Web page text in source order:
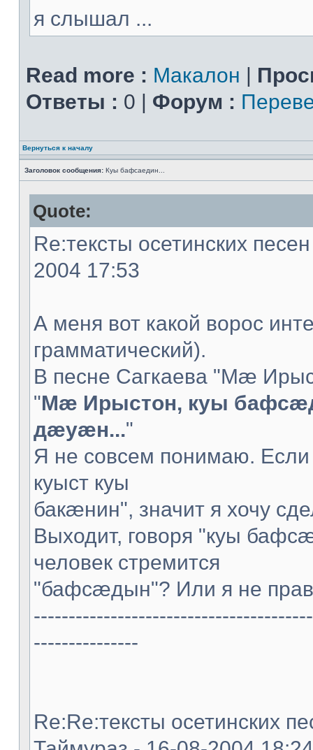
я слышал ...
Read more : Макалон |
Ответы : 0 | Форум :
Вернуться к началу
Заголовок сообщения: Куы бафсаедин...
Quote:
Re:тексты осетинских
2004 17:53
А меня вот какой ворос
грамматический).
В песне Сагкаева "Мæ
"Мæ Ирыстон, куы
дæуæн..."
Я не совсем понимаю.
куыст куы
бакæнин", значит я хочу
Выходит, говоря "куы
человек стремится
"бафсæдын"? Или я не
---------------
Re:Re:тексты осетинских